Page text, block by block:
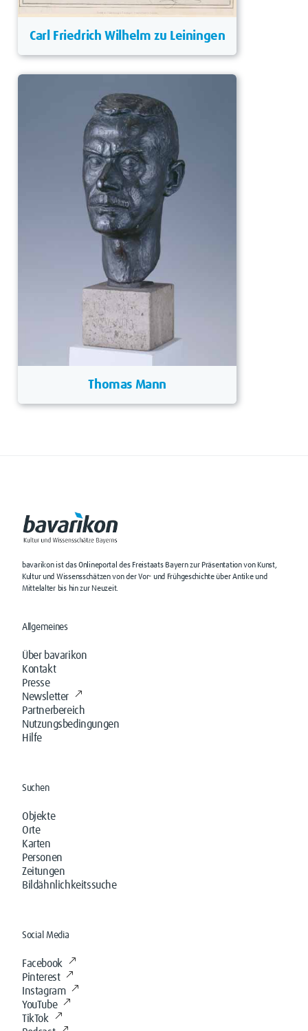
Carl Friedrich Wilhelm zu Leiningen
Thomas Mann
bavarikon ist das Onlineportal des Freistaats Bayern zur Präsentation von Kunst,
Kultur und Wissensschätzen von der Vor- und Frühgeschichte über Antike und
Mittelalter bis hin zur Neuzeit.
Allgemeines
Über bavarikon
Kontakt
Presse
Newsletter
Partnerbereich
Nutzungsbedingungen
Hilfe
Suchen
Objekte
Orte
Karten
Personen
Zeitungen
Bildähnlichkeitssuche
Social Media
Facebook
Pinterest
Instagram
YouTube
TikTok